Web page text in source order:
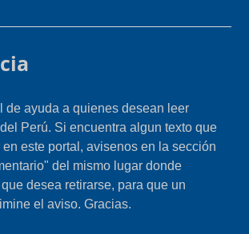
de ayuda a quienes desean leer
Perú. Si encuentra algun texto que
este portal, avisenos en la sección
del mismo lugar donde
desea retirarse, para que un
el aviso. Gracias.